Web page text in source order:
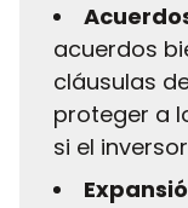
acuerdos
cláusulas
proteger a
si el